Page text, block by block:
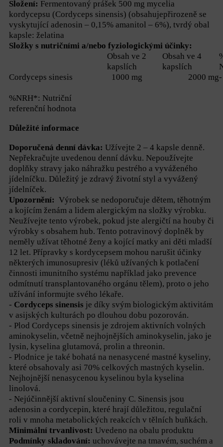
Složení: Fermentovaný prášek 500 mg mycelia
kordycepsu (Cordyceps sinensis) (obsahujepřirozeně se
vyskytující adenosin – 0,15% amanitol – 6%), tvrdý obal
kapsle: želatina
Složky s nutričními a/nebo fyziologickými účinky:
Obsah ve 2
kapslích
Obsah ve 4
kapslích
Cordyceps sinesis
1000 mg 2000 mg-
%NRH*: Nutriční
referenční hodnota
Důležité informace
Doporučená denní dávka: Užívejte 2 – 4 kapsle denně.
Nepřekračujte uvedenou denní dávku. Nepoužívejte
doplňky stravy jako náhražku pestrého a vyváženého
jídelníčku. Důležitý je zdravý životní styl a vyvážený
jídelníček.
Upozornění: Výrobek se nedoporučuje dětem, těhotným
a kojícím ženám a lidem alergickým na složky výrobku.
Neužívejte tento výrobek, pokud jste alergičtí na houby či
výrobky s obsahem hub. Tento potravinový doplněk by
neměly užívat těhotné ženy a kojící matky ani děti mladší
12 let. Přípravky s kordycepsem mohou narušit účinky
některých imunosupresiv (léků užívaných k potlačení
činnosti imunitního systému například jako prevence
odmítnutí transplantovaného orgánu tělem), proto o jeho
užívání informujte svého lékaře.
- Cordyceps sinensis je díky svým biologickým aktivitám
v asijských kulturách po dlouhou dobu pozorován.
- Plod Cordyceps sinensis je zdrojem aktivních volných
aminokyselin, včetně nejhojnějších aminokyselin, jako je
lysin, kyselina glutamová, prolin a threonin.
- Plodnice je také bohatá na nenasycené mastné kyseliny,
které obsahovaly asi 70% celkových mastných kyselin.
Nejhojnější nenasycenou kyselinou byla kyselina
linolová.
- Nejúčinnější aktivní sloučeniny C. Sinensis jsou
adenosin a cordycepin, které hrají důležitou, regulační
roli v mnoha metabolických reakcích v tělních buňkách.
Minimální trvanlivost: Uvedeno na obalu produktu
Podmínky skladování: uchovávejte na tmavém, suchém a